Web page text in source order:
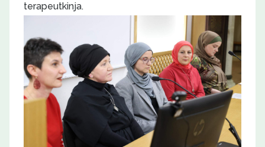
terapeutkinja.